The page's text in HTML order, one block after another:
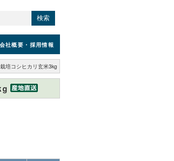
検索
会社概要 ・採用情報
培コシヒカリ玄米3kg